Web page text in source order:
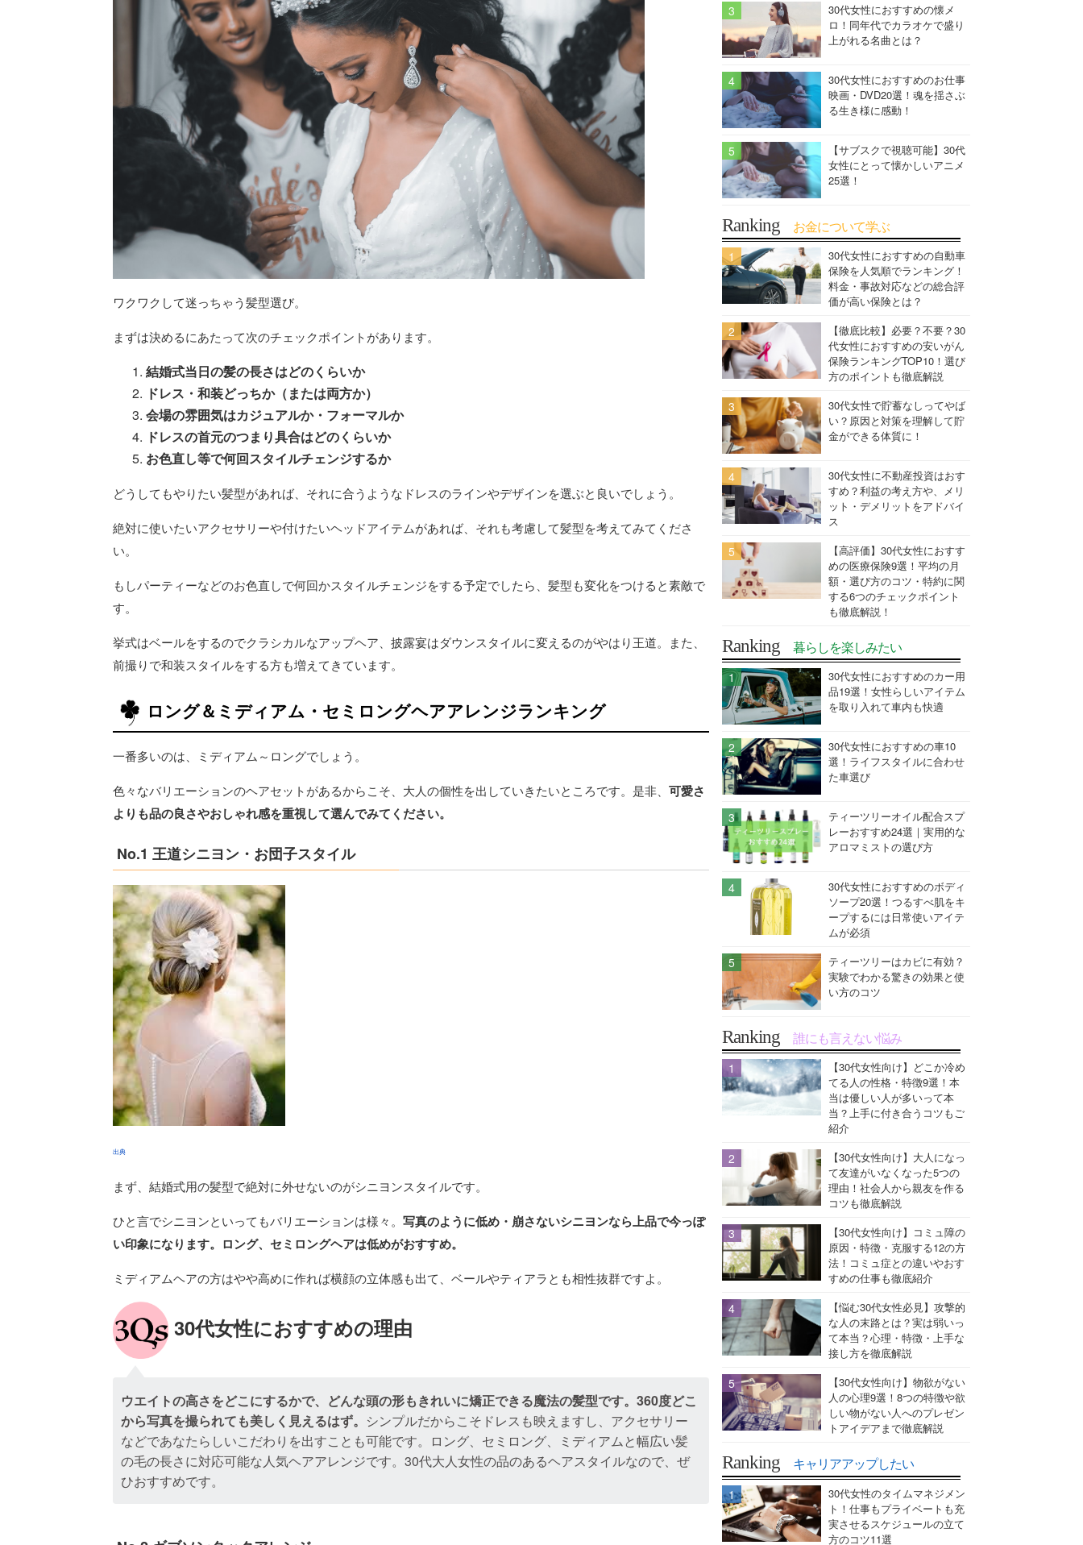
ワクワクして迷っちゃう髪型選び。
まずは決めるにあたって次のチェックポイントがあります。
結婚式当日の髪の長さはどのくらいか
ドレス・和装どっちか（または両方か）
会場の雰囲気はカジュアルか・フォーマルか
ドレスの首元のつまり具合はどのくらいか
お色直し等で何回スタイルチェンジするか
どうしてもやりたい髪型があれば、それに合うようなドレスのラインやデザインを選ぶと良いでしょう。
絶対に使いたいアクセサリーや付けたいヘッドアイテムがあれば、それも考慮して髪型を考えてみてくださ
い。
もしパーティーなどのお色直しで何回かスタイルチェンジをする予定でしたら、髪型も変化をつけると素敵で
す。
挙式はベールをするのでクラシカルなアップヘア、披露宴はダウンスタイルに変えるのがやはり王道。また、
前撮りで和装スタイルをする方も増えてきています。
ロング＆ミディアム・セミロングヘアアレンジランキング
一番多いのは、ミディアム～ロングでしょう。
色々なバリエーションのヘアセットがあるからこそ、大人の個性を出していきたいところです。是非、 可愛さ
よりも品の良さやおしゃれ感を重視して選んでみてください。
No.1 王道シニヨン・お団子スタイル
出典
まず、結婚式用の髪型で絶対に外せないのがシニヨンスタイルです。
ひと言でシニヨンといってもバリエーションは様々。 写真のように低め・崩さないシニヨンなら上品で今っぽ
い印象になります。ロング、セミロングヘアは低めがおすすめ。
ミディアムヘアの方はやや高めに作れば横顔の立体感も出て、ベールやティアラとも相性抜群ですよ。
30代女性におすすめの理由
ウエイトの高さをどこにするかで、どんな頭の形もきれいに矯正できる魔法の髪型です。360度どこ
から写真を撮られても美しく見えるはず。 シンプルだからこそドレスも映えますし、アクセサリー
などであなたらしいこだわりを出すことも可能です。ロング、セミロング、ミディアムと幅広い髪
の毛の長さに対応可能な人気ヘアアレンジです。30代大人女性の品のあるヘアスタイルなので、ぜ
ひおすすめです。
30代女性におすすめの懐メ
ロ！同年代でカラオケで盛り
上がれる名曲とは？
30代女性におすすめのお仕事
映画・DVD20選！魂を揺さぶ
る生き様に感動！
【サブスクで視聴可能】30代
女性にとって懐かしいアニメ
25選！
Ranking お金について学ぶ
30代女性におすすめの自動車
保険を人気順でランキング！
料金・事故対応などの総合評
価が高い保険とは？
【徹底比較】必要？不要？30
代女性におすすめの安いがん
保険ランキングTOP10！選び
方のポイントも徹底解説
30代女性で貯蓄なしってやば
い？原因と対策を理解して貯
金ができる体質に！
30代女性に不動産投資はおす
すめ？利益の考え方や、メリ
ット・デメリットをアドバイ
ス
【高評価】30代女性におすす
めの医療保険9選！平均の月
額・選び方のコツ・特約に関
する6つのチェックポイント
も徹底解説！
Ranking 暮らしを楽しみたい
30代女性におすすめのカー用
品19選！女性らしいアイテム
を取り入れて車内も快適
30代女性におすすめの車10
選！ライフスタイルに合わせ
た車選び
ティーツリーオイル配合スプ
レーおすすめ24選｜実用的な
アロマミストの選び方
30代女性におすすめのボディ
ソープ20選！つるすべ肌をキ
ープするには日常使いアイテ
ムが必須
ティーツリーはカビに有効？
実験でわかる驚きの効果と使
い方のコツ
Ranking 誰にも言えない悩み
【30代女性向け】どこか冷め
てる人の性格・特徴9選！本
当は優しい人が多いって本
当？上手に付き合うコツもご
紹介
【30代女性向け】大人になっ
て友達がいなくなった5つの
理由！社会人から親友を作る
コツも徹底解説
【30代女性向け】コミュ障の
原因・特徴・克服する12の方
法！コミュ症との違いやおす
すめの仕事も徹底紹介
【悩む30代女性必見】攻撃的
な人の末路とは？実は弱いっ
て本当？心理・特徴・上手な
接し方を徹底解説
【30代女性向け】物欲がない
人の心理9選！8つの特徴や欲
しい物がない人へのプレゼン
トアイデアまで徹底解説
Ranking キャリアアップしたい
30代女性のタイムマネジメン
ト！仕事もプライベートも充
実させるスケジュールの立て
方のコツ11選